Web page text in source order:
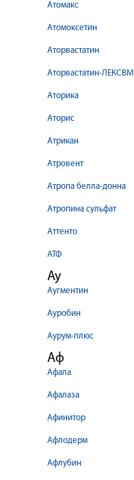
Атомакс
Атомоксетин
Аторвастатин
Аторвастатин-ЛЕКСВМ
Аторика
Аторис
Атрикан
Атровент
Атропа белла-донна
Атропина сульфат
Аттенто
АТФ
Ау
Аугментин
Ауробин
Аурум-плюс
Аф
Афала
Афалаза
Афинитор
Афлодерм
Афлубин